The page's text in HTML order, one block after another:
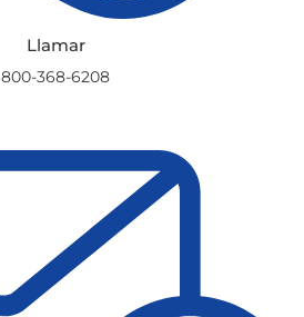
Llamar
800-368-6208